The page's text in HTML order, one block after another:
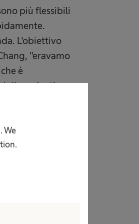
We
più flessibili
L'obiettivo
"eravamo
è
i dipendenti -
individuale
diversità